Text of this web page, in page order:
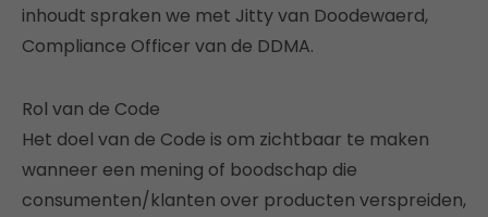
inhoudt spraken we met Jitty van Doodewaerd,
Compliance Officer van de DDMA.
Rol van de Code
Het doel van de Code is om zichtbaar te maken
wanneer een mening of boodschap die
consumenten/klanten over producten verspreiden,